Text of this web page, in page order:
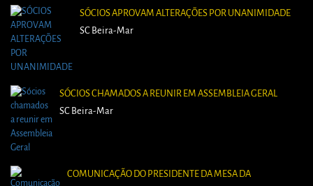
SÓCIOS APROVAM ALTERAÇÕES POR UNANIMIDADE
SC Beira-Mar
SÓCIOS CHAMADOS A REUNIR EM ASSEMBLEIA GERAL
SC Beira-Mar
COMUNICAÇÃO DO PRESIDENTE DA MESA DA